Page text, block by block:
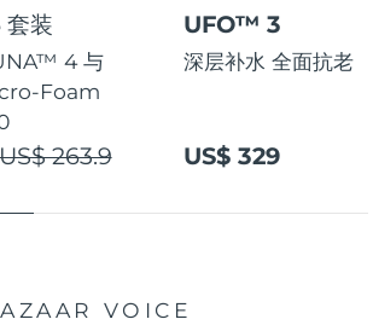
装
4 与
Foam
263.9
UFO™ 3
深层补水 全面抗老
US$ 329
VOICE